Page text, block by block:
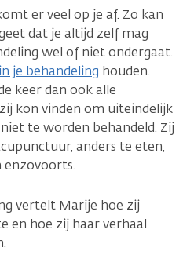
er veel op je af. Zo kan
dat je altijd zelf mag
wel of niet ondergaat.
je behandeling houden.
keer dan ook alle
kon vinden om uiteindelijk
te worden behandeld. Zij
anders te eten,
enzovoorts.
vertelt Marije hoe zij
en hoe zij haar verhaal